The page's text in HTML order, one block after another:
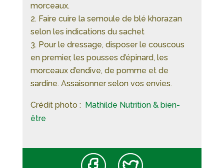
morceaux.
Faire cuire la semoule de blé khorazan
selon les indications du sachet
Pour le dressage, disposer le couscous
en premier, les pousses d’épinard, les
morceaux d’endive, de pomme et de
sardine. Assaisonner selon vos envies.
Crédit photo : Mathilde Nutrition & bien-
être